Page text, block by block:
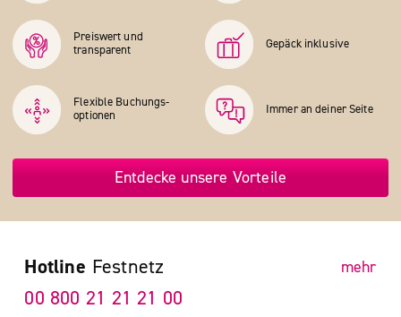
Preiswert und
transparent
Gepäck inklusive
Flexible Buchungs­
optionen
Immer an deiner Seite
Entdecke unsere Vorteile
Hotline Festnetz mehr
00 800 21 21 21 00